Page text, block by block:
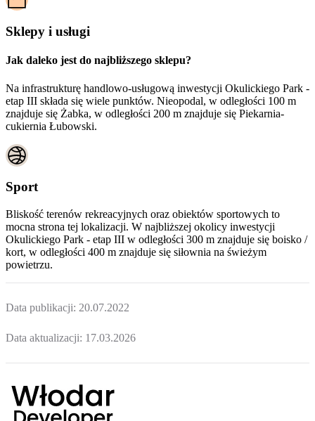
Sklepy i usługi
Jak daleko jest do najbliższego sklepu?
Na infrastrukturę handlowo-usługową inwestycji Okulickiego Park -
etap III składa się wiele punktów. Nieopodal, w odległości 100 m
znajduje się Żabka, w odległości 200 m znajduje się Piekarnia-
cukiernia Łubowski.
Sport
Bliskość terenów rekreacyjnych oraz obiektów sportowych to
mocna strona tej lokalizacji. W najbliższej okolicy inwestycji
Okulickiego Park - etap III w odległości 300 m znajduje się boisko /
kort, w odległości 400 m znajduje się siłownia na świeżym
powietrzu.
Data publikacji: 20.07.2022
Data aktualizacji: 17.03.2026